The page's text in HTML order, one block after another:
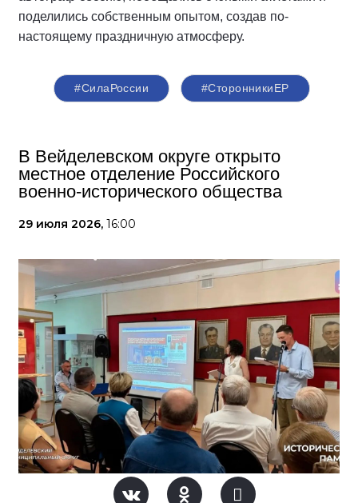
поделились собственным опытом, создав по-
настоящему праздничную атмосферу.
#СилаРоссии #СторонникиЕР
В Вейделевском округе открыто
местное отделение Российского
военно-исторического общества
29 июля 2026, 16:00